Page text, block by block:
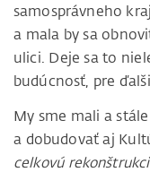
samosprávneho
a mala by sa
ulici. Deje sa to
budúcnosť, pre
My sme mali a
a dobudovať aj
celkovú